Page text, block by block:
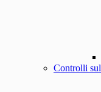
Controlli